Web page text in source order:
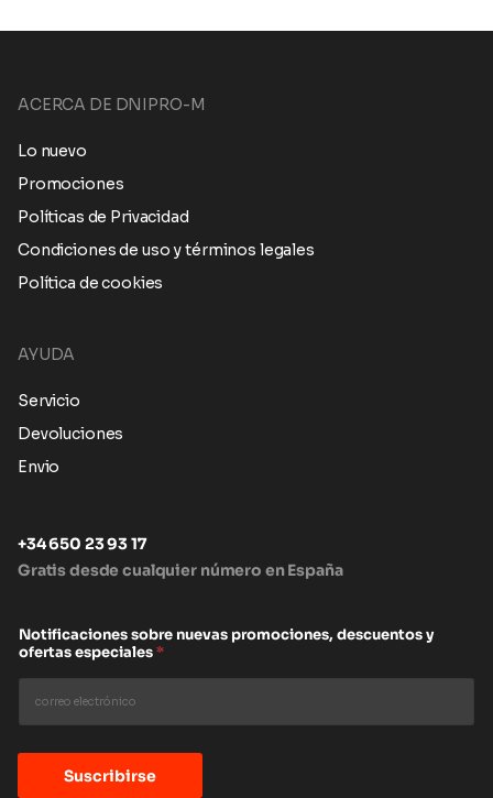
ACERCA DE DNIPRO-M
Lo nuevo
Promociones
Políticas de Privacidad
Condiciones de uso y términos legales
Política de cookies
AYUDA
Servicio
Devoluciones
Envio
+34 650 23 93 17
Gratis desde cualquier número en España
Notificaciones sobre nuevas promociones, descuentos y
ofertas especiales*
Suscribirse